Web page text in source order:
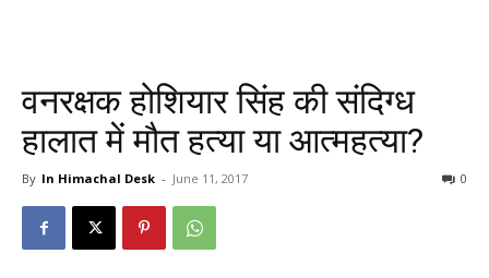
वनरक्षक होशियार सिंह की संदिग्ध
हालात में मौत हत्या या आत्महत्या?
By In Himachal Desk - June 11, 2017 0